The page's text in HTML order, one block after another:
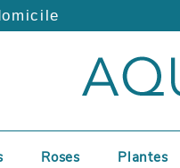
Roses Plantes